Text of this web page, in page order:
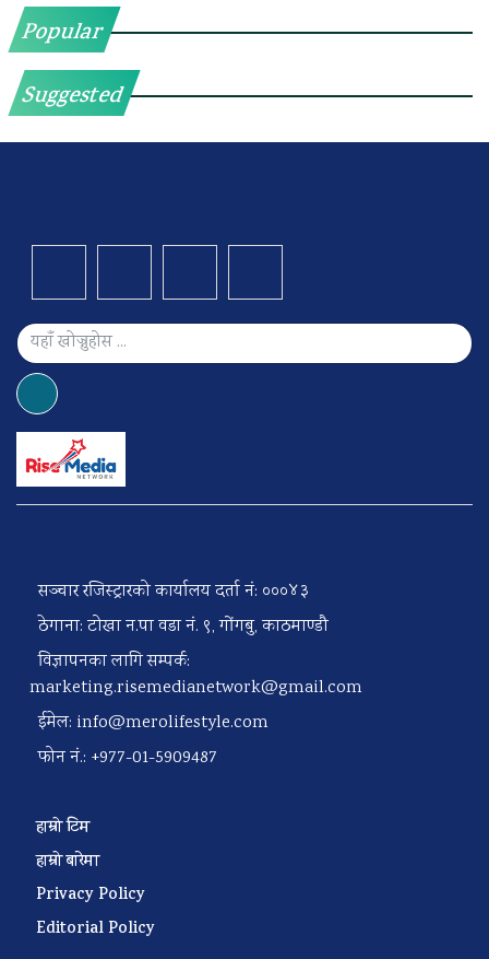
Popular
Suggested
सञ्चार रजिस्ट्रारको कार्यालय दर्ता नं: ०००४३
ठेगाना: टोखा न.पा वडा नं. ९, गोंगबु, काठमाण्डौ
विज्ञापनका लागि सम्पर्क:
marketing.risemedianetwork@gmail.com
ईमेल: info@merolifestyle.com
फोन नं.: +977-01-5909487
हाम्रो टिम
हाम्रो बारेमा
Privacy Policy
Editorial Policy